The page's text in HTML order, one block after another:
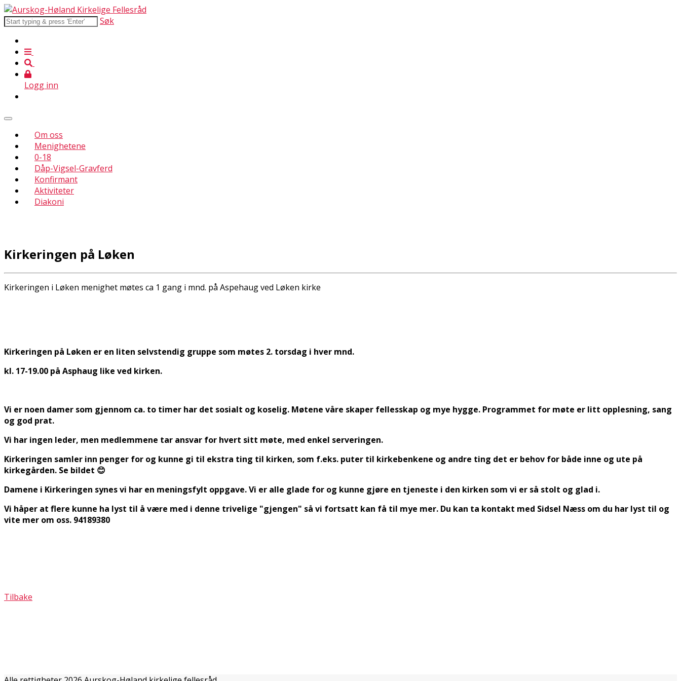
Søk
Logg inn
Om oss
Menighetene
0-18
Dåp-Vigsel-Gravferd
Konfirmant
Aktiviteter
Diakoni
Kirkeringen på Løken
Kirkeringen i Løken menighet møtes ca 1 gang i mnd. på Aspehaug ved Løken kirke
Kirkeringen på Løken er en liten selvstendig gruppe som møtes 2. torsdag i hver mnd.
kl. 17-19.00 på Asphaug like ved kirken.
Vi er noen damer som gjennom ca. to timer har det sosialt og koselig. Møtene våre skaper fellesskap og mye hygge. Programmet for møte er litt opplesning, sang
og god prat.
Vi har ingen leder, men medlemmene tar ansvar for hvert sitt møte, med enkel serveringen.
Kirkeringen samler inn penger for og kunne gi til ekstra ting til kirken, som f.eks. puter til kirkebenkene og andre ting det er behov for både inne og ute på
kirkegården. Se bildet 😊
Damene i Kirkeringen synes vi har en meningsfylt oppgave. Vi er alle glade for og kunne gjøre en tjeneste i den kirken som vi er så stolt og glad i.
Vi håper at flere kunne ha lyst til å være med i denne trivelige "gjengen" så vi fortsatt kan få til mye mer. Du kan ta kontakt med Sidsel Næss om du har lyst til og
vite mer om oss. 94189380
Tilbake